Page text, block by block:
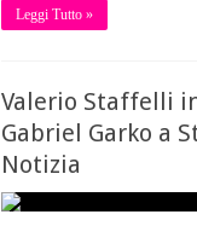
Leggi Tutto »
Valerio Staffelli
Gabriel Garko a
Notizia